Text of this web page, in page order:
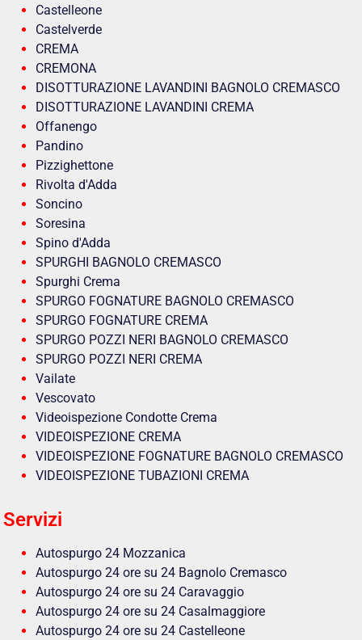
Castelleone
Castelverde
CREMA
CREMONA
DISOTTURAZIONE LAVANDINI BAGNOLO CREMASCO
DISOTTURAZIONE LAVANDINI CREMA
Offanengo
Pandino
Pizzighettone
Rivolta d'Adda
Soncino
Soresina
Spino d'Adda
SPURGHI BAGNOLO CREMASCO
Spurghi Crema
SPURGO FOGNATURE BAGNOLO CREMASCO
SPURGO FOGNATURE CREMA
SPURGO POZZI NERI BAGNOLO CREMASCO
SPURGO POZZI NERI CREMA
Vailate
Vescovato
Videoispezione Condotte Crema
VIDEOISPEZIONE CREMA
VIDEOISPEZIONE FOGNATURE BAGNOLO CREMASCO
VIDEOISPEZIONE TUBAZIONI CREMA
Servizi
Autospurgo 24 Mozzanica
Autospurgo 24 ore su 24 Bagnolo Cremasco
Autospurgo 24 ore su 24 Caravaggio
Autospurgo 24 ore su 24 Casalmaggiore
Autospurgo 24 ore su 24 Castelleone